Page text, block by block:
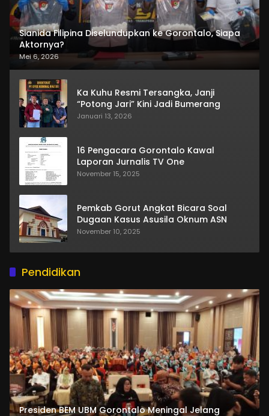
Sianida Filipina Diselundupkan ke Gorontalo, Siapa
Aktornya?
Mei 6, 2026
Ka Kuhu Resmi Tersangka, Janji
“Potong Jari” Kini Jadi Bumerang
Januari 13, 2026
16 Pengacara Gorontalo Kawal
Laporan Jurnalis TV One
November 15, 2025
Pemkab Gorut Angkat Bicara Soal
Dugaan Kasus Asusila Oknum ASN
November 10, 2025
Pendidikan
Presiden BEM UBM Gorontalo Meningal Jelang